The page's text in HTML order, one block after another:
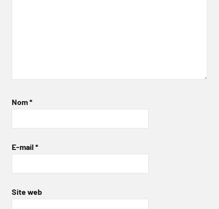
Nom*
E-mail *
Site web